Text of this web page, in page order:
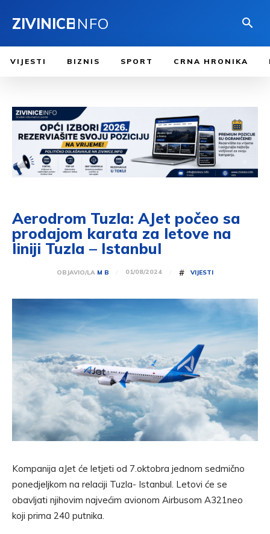
ZIVINICEINFO
VIJESTI BIZNIS SPORT CRNA HRONIKA
Aerodrom Tuzla: AJet počeo sa
prodajom karata za letove na
liniji Tuzla – Istanbul
OBJAVIO/LA M B 01/08/2024 # VIJESTI
Kompanija aJet će letjeti od 7.oktobra jednom sedmično
ponedjeljkom na relaciji Tuzla- Istanbul. Letovi će se
obavljati njihovim najvećim avionom Airbusom A321neo
koji prima 240 putnika.